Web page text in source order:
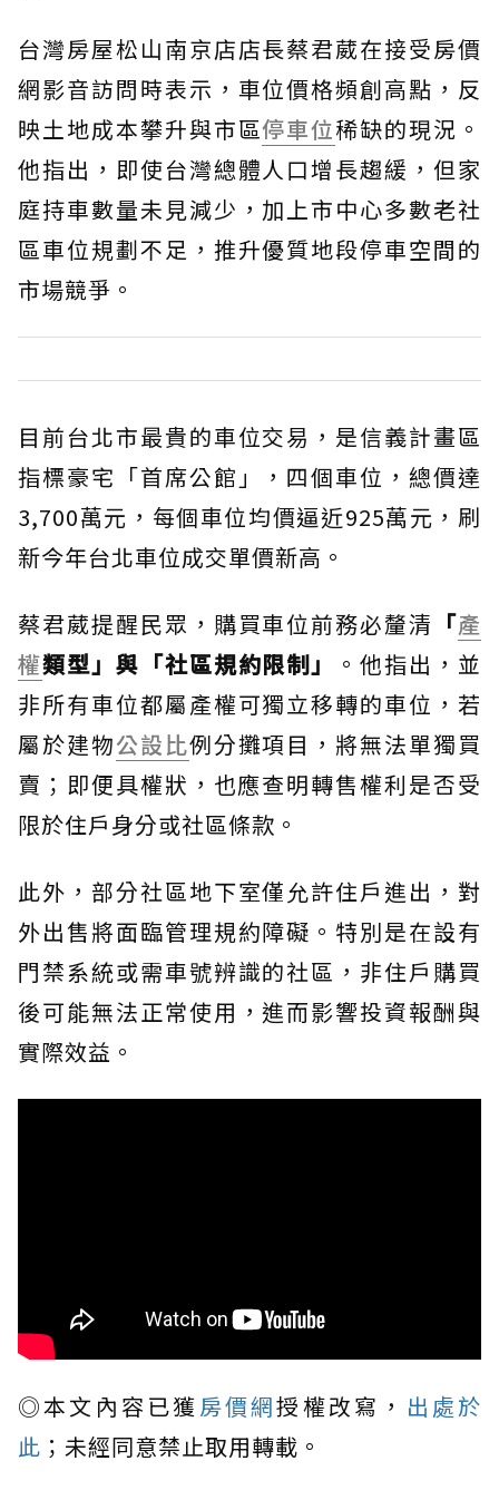
台灣房屋松山南京店店長蔡君葳在接受房價
網影音訪問時表示，車位價格頻創高點，反
映土地成本攀升與市區停車位稀缺的現況。
他指出，即使台灣總體人口增長趨緩，但家
庭持車數量未見減少，加上市中心多數老社
區車位規劃不足，推升優質地段停車空間的
市場競爭。
目前台北市最貴的車位交易，是信義計畫區
指標豪宅「首席公館」，四個車位，總價達
3,700萬元，每個車位均價逼近925萬元，刷
新今年台北車位成交單價新高。
蔡君葳提醒民眾，購買車位前務必釐清 「產
權類型」與「社區規約限制」
。他指出，並
非所有車位都屬產權可獨立移轉的車位，若
屬於建物公設比例分攤項目，將無法單獨買
賣；即便具權狀，也應查明轉售權利是否受
限於住戶身分或社區條款。
此外，部分社區地下室僅允許住戶進出，對
外出售將面臨管理規約障礙。特別是在設有
門禁系統或需車號辨識的社區，非住戶購買
後可能無法正常使用，進而影響投資報酬與
實際效益。
◎本文內容已獲房價網授權改寫， 出處於
此 ；未經同意禁止取用轉載。